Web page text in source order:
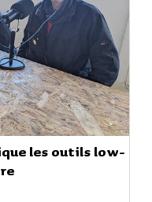
les outils low-